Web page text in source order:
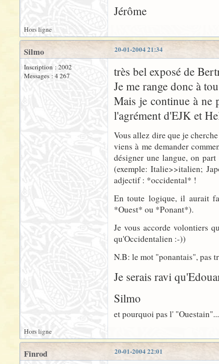
Jérôme
Hors ligne
20-01-2004 21:34
Silmo
Inscription : 2002
Messages : 4 267
très bel exposé de
Je me range donc à
Mais je continue à ne
l'agrément d'EJK et
Vous allez dire que je
viens à me demander
désigner une langue, on
(exemple: Italie>>italien;
adjectif : *occidental* !
En toute logique, il aurait
*Ouest* ou *Ponant*).
Je vous accorde volontiers
qu'Occidentalien :-))
N.B: le mot "ponantais", pas
Je serais ravi
Silmo
et pourquoi pas l'
Hors ligne
20-01-2004 22:01
Finrod